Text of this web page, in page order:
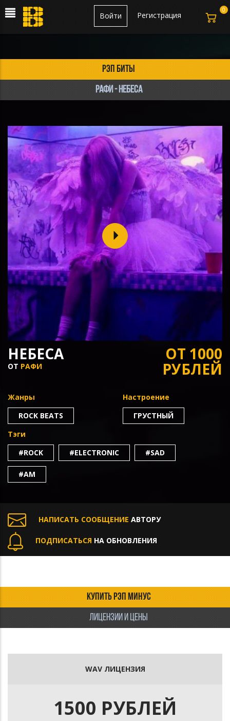
Регистрация
Войти
рэп биты
Рафи - Небеса
НЕБЕСА
ОТ РАФИ
ОТ 1000
РУБЛЕЙ
Жанры
ROCK BEATS
Настроение
ГРУСТНЫЙ
Тэги
#ROCK
#ELECTRONIC #SAD
#AM
НАПИСАТЬ СООБЩЕНИЕ АВТОРУ
ПОДПИСАТЬСЯ НА ОБНОВЛЕНИЯ
КУПИТЬ РЭП МИНУС
ЛИЦЕНЗИИ И ЦЕНЫ
WAV ЛИЦЕНЗИЯ
1500 РУБЛЕЙ
0